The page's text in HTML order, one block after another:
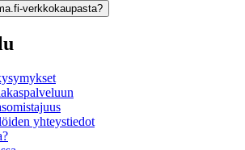
verkkokaupasta?
yhteystiedot